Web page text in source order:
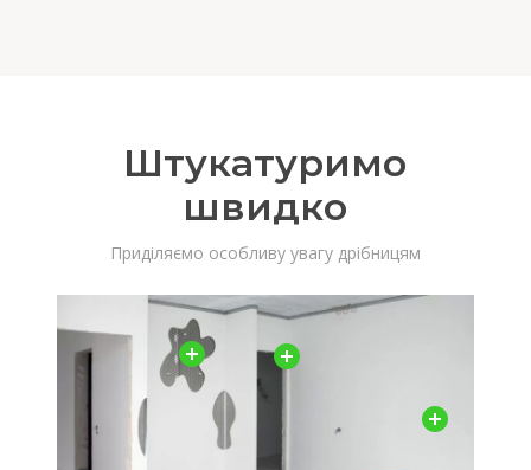
Штукатуримо
швидко
Приділяємо особливу увагу дрібницям